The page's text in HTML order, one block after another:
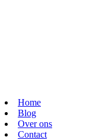
Home
Blog
Over ons
Contact